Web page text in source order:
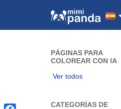
PÁGINAS PARA
COLOREAR CON IA
Ver todos
CATEGORÍAS DE